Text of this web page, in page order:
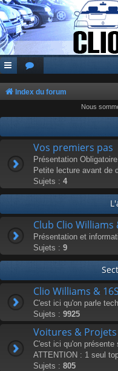
Index du forum
Nous
Vos premiers pas
Présentation
Petite lecture avant de
Sujets : 4
Club Clio Williams
Présentation et
Sujets : 9
Clio Williams & 16S
C'est ici qu'on parle
Sujets : 9925
Voitures & Projets
C'est ici qu'on
ATTENTION : 1 seul
Sujets : 805